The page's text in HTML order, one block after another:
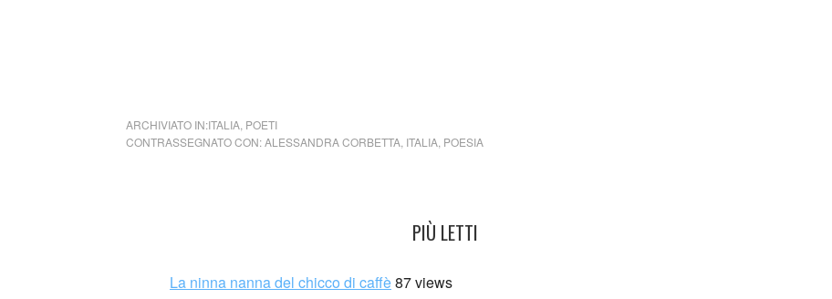
ARCHIVIATO IN:ITALIA POETI
CONTRASSEGNATO CON:ALESSANDRA CORBETTA ITALIA POESIA
PIÙ LETTI
La ninna nanna del chicco di caffè87 views